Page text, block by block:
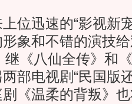
迅速的“影视新
象和不错的演技
继《八仙全传》和
部电视剧“民国版
《温柔的背叛》